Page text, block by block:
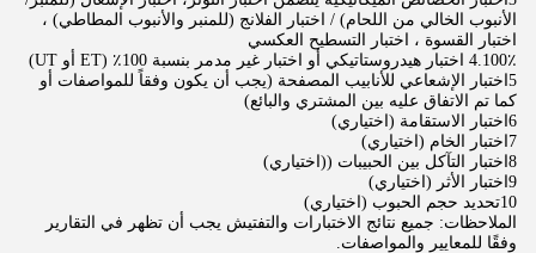
الأنبوب الخالي من اللحام) / اختبار الفلانج (للمنبر والأنبوب المطاطي) ،
اختبار القسوة ، اختبار التسطيح العكسي
4.100٪ اختبار هيدروستاتيكي أو اختبار غير مدمر بنسبة 100٪ (ET أو UT)
5اختبار الإشعاعي للأنابيب المصفحة (يجب أن يكون وفقاً للمواصفات أو
كما تم الاتفاق عليه بين المشتري والبائع)
6اختبار الاستقامة (اختياري)
7اختبار الخام (اختياري)
8اختبار التآكل بين الحبيبات ((اختياري)
9اختبار الأثر (اختياري)
10تحديد حجم الحبوب (اختياري)
الملاحظات: جميع نتائج الاختبارات والتفتيش يجب أن تظهر في التقارير
وفقًا للمعايير والمواصفات.